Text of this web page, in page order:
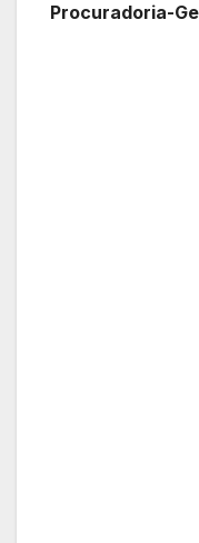
Procuradoria-